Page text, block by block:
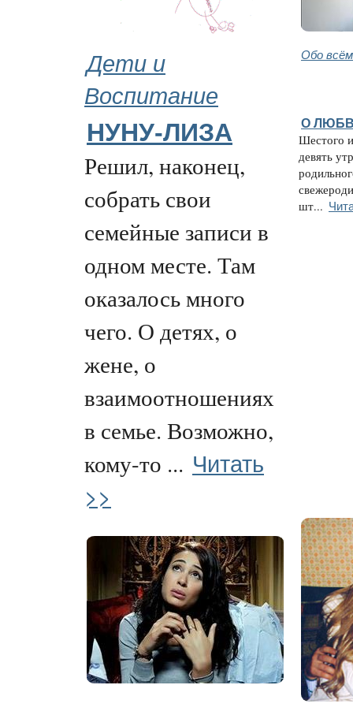
Дети и
Воспитание
Обо всём
НУНУ-ЛИЗА
Решил, наконец,
собрать свои
семейные записи в
одном месте. Там
оказалось много
чего. О детях, о
жене, о
взаимоотношениях
в семье. Возможно,
кому-то ... Читать
>>
О
Шестого
девять
шт...